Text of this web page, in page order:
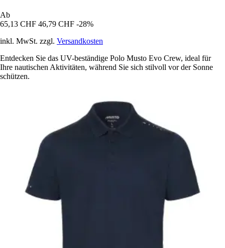
Ab
65,13 CHF 46,79 CHF -28%
inkl. MwSt. zzgl. Versandkosten
Entdecken Sie das UV-beständige Polo Musto Evo Crew, ideal für
Ihre nautischen Aktivitäten, während Sie sich stilvoll vor der Sonne
schützen.